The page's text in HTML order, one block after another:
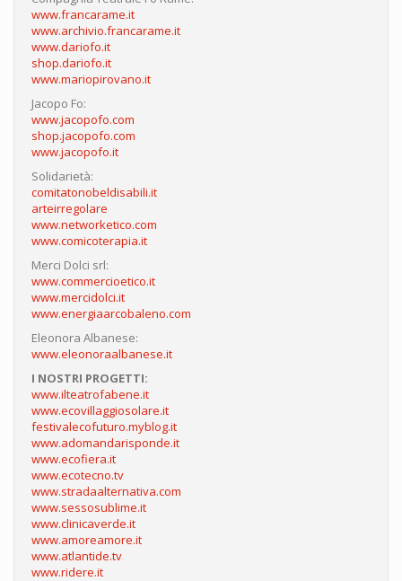
www.francarame.it
www.archivio.francarame.it
www.dariofo.it
shop.dariofo.it
www.mariopirovano.it
Jacopo Fo:
www.jacopofo.com
shop.jacopofo.com
www.jacopofo.it
Solidarietà:
comitatonobeldisabili.it
arteirregolare
www.networketico.com
www.comicoterapia.it
Merci Dolci srl:
www.commercioetico.it
www.mercidolci.it
www.energiaarcobaleno.com
Eleonora Albanese:
www.eleonoraalbanese.it
I NOSTRI PROGETTI:
www.ilteatrofabene.it
www.ecovillaggiosolare.it
festivalecofuturo.myblog.it
www.adomandarisponde.it
www.ecofiera.it
www.ecotecno.tv
www.stradaalternativa.com
www.sessosublime.it
www.clinicaverde.it
www.amoreamore.it
www.atlantide.tv
www.ridere.it